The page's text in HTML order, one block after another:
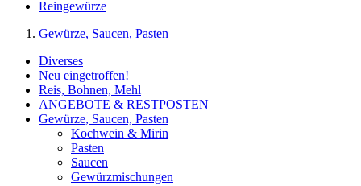
Reingewürze
Gewürze, Saucen, Pasten
Diverses
Neu eingetroffen!
Reis, Bohnen, Mehl
ANGEBOTE & RESTPOSTEN
Gewürze, Saucen, Pasten
Kochwein & Mirin
Pasten
Saucen
Gewürzmischungen